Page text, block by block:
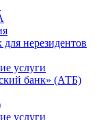
нерезидентов
услуги
банк» (АТБ)
услуги